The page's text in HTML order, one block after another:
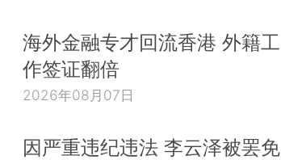
海外金融专才回流香港 外籍工
作签证翻倍
2026年08月07日
因严重违纪违法 李云泽被罢免